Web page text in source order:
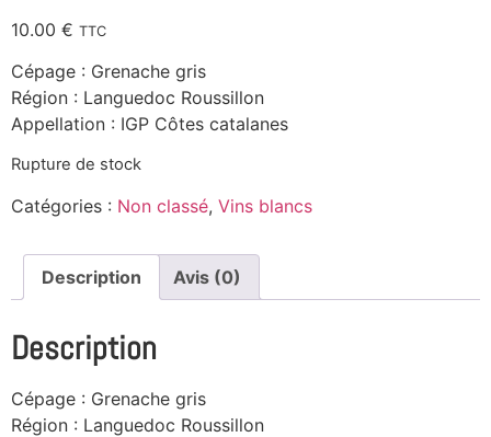
10.00 € TTC
Cépage : Grenache gris
Région : Languedoc Roussillon
Appellation : IGP Côtes catalanes
Rupture de stock
Catégories : Non classé, Vins blancs
Description Avis (0)
Description
Cépage : Grenache gris
Région : Languedoc Roussillon